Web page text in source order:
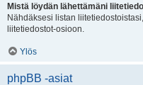
Mistä löydän lähettämäni
Nähdäksesi listan
liitetiedostot-osioon.
Ylös
phpBB -asiat